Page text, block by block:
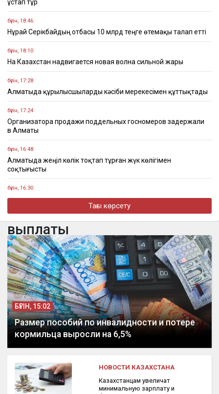
ұстап тұр
бүгін, 18:46
Нұрай Серікбайдың отбасы 10 млрд теңге өтемақы талап етті
бүгін, 18:10
На Казахстан надвигается новая волна сильной жары
бүгін, 17:28
Алматыда құрылысшыларды кәсіби мерекесімен құттықтады
бүгін, 17:24
Организатора продажи поддельных госномеров задержали
в Алматы
бүгін, 16:48
Алматыда жеңіл көлік тоқтап тұрған жүк көлігімен
соқтығысты
бүгін, 16:30
Четыре бронзовые медали завоевали казахстанцы на
бүгін, 16:11
«Әкем радикал емес»: қамаудағы ақсақалдың қызы
Тоқаевтан әділдік сұрады
Тағы көрсету
выплаты
БҮГІН, 15:02
Размер пособий по инвалидности и потере
кормильца выросли на 6,5%
НОВОСТИ КАЗАХСТАНА
Казахстанцам увеличат
минимальную зарплату и